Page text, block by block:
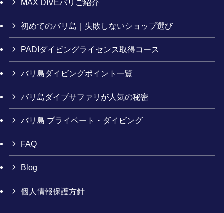
MAX DIVEバリご紹介
初めてのバリ島｜失敗しないショップ選び
PADIダイビングライセンス取得コース
バリ島ダイビングポイント一覧
バリ島ダイブサファリが人気の秘密
バリ島 プライベート・ダイビング
FAQ
Blog
個人情報保護方針